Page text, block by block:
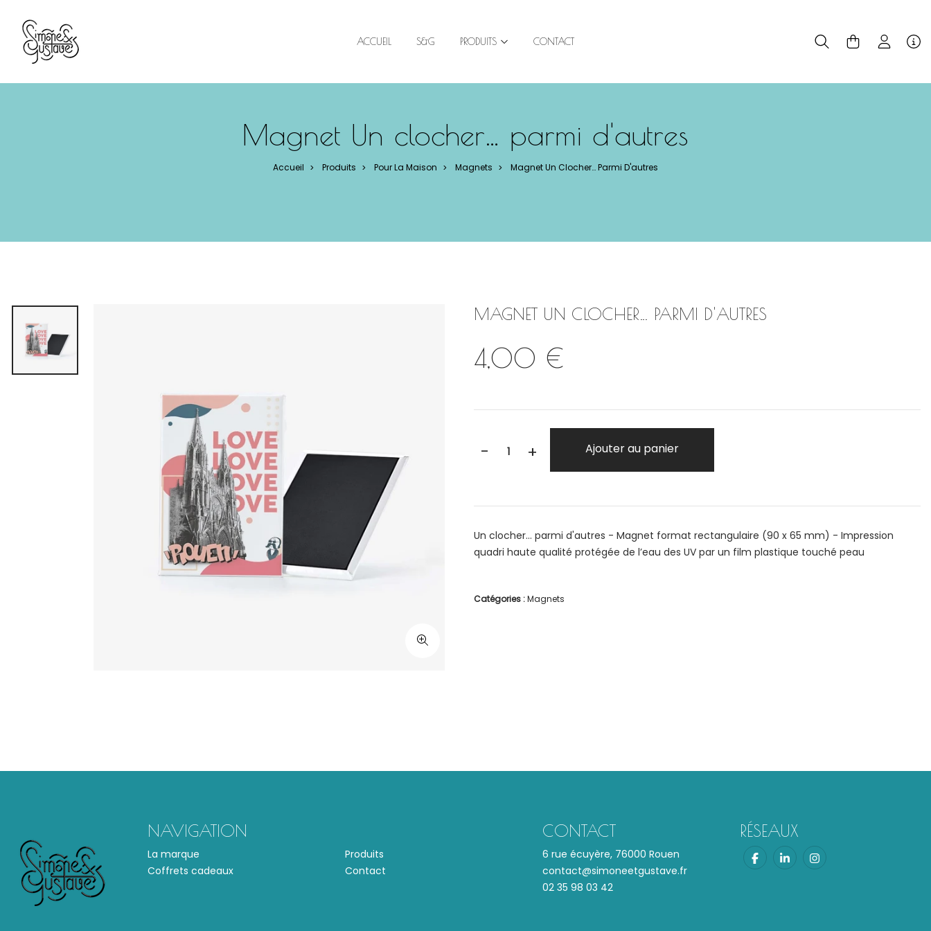
ACCUEIL S&G PRODUITS CONTACT
Magnet Un clocher… parmi d'autres
Accueil > Produits > Pour La Maison > Magnets > Magnet Un Clocher… Parmi D'autres
MAGNET UN CLOCHER… PARMI D'AUTRES
4,00 €
- + Ajouter au panier
Un clocher… parmi d'autres - Magnet format rectangulaire (90 x 65 mm) - Impression
quadri haute qualité protégée de l’eau des UV par un film plastique touché peau
Catégories :Magnets
NAVIGATION
La marque
Produits
Coffrets cadeaux
Contact
CONTACT
6 rue écuyère, 76000 Rouen
contact@simoneetgustave.fr
02 35 98 03 42
RÉSEAUX